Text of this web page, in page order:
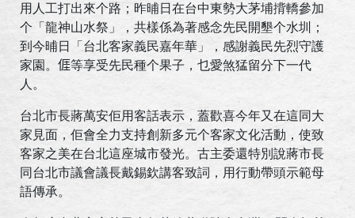
用人工打出來个路；昨晡日在台中東勢大茅埔揹轎參加
个「龍神山水祭」，共樣係為著感念先民開墾个水圳；
到今晡日「台北客家義民嘉年華」，感謝義民先烈守護
家園。𠊎等享受先民種个果子，乜愛煞猛留分下一代
人。
台北市長蔣萬安佢用客話表示，蓋歡喜今年又在這同大
家見面，佢會全力支持創新多元个客家文化活動，使致
客家之美在台北這座城市發光。古主委還特別說蔣市長
同台北市議會議長戴錫欽講客致詞，用行動帶頭示範母
語傳承。